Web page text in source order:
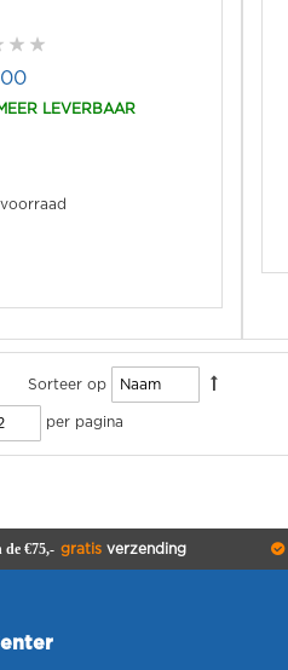
LEVERBAAR
Sorteer op
per pagina
de €75,- gratisverzending